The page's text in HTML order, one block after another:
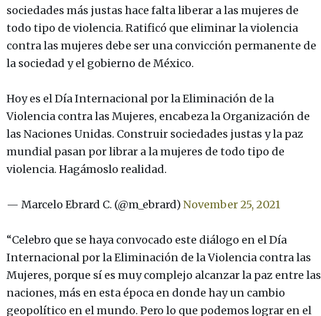
sociedades más justas hace falta liberar a las mujeres de
todo tipo de violencia. Ratificó que eliminar la violencia
contra las mujeres debe ser una convicción permanente de
la sociedad y el gobierno de México.
Hoy es el Día Internacional por la Eliminación de la
Violencia contra las Mujeres, encabeza la Organización de
las Naciones Unidas. Construir sociedades justas y la paz
mundial pasan por librar a la mujeres de todo tipo de
violencia. Hagámoslo realidad.
— Marcelo Ebrard C. (@m_ebrard) November 25, 2021
“Celebro que se haya convocado este diálogo en el Día
Internacional por la Eliminación de la Violencia contra las
Mujeres, porque sí es muy complejo alcanzar la paz entre las
naciones, más en esta época en donde hay un cambio
geopolítico en el mundo. Pero lo que podemos lograr en el